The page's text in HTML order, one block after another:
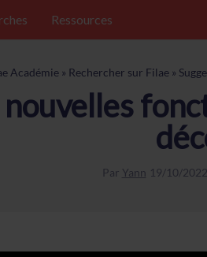
Ressources
Académie» Rechercher sur Filae»
nouvelles
Par Yann 19/10/2022